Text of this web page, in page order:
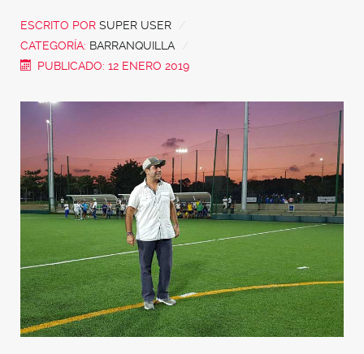
ESCRITO POR SUPER USER
CATEGORÍA: BARRANQUILLA
PUBLICADO: 12 ENERO 2019